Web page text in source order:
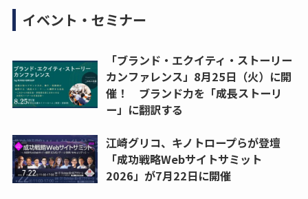
イベント・セミナー
「ブランド・エクイティ・ストーリー
カンファレンス」8月25日（火）に開
催！ ブランド力を「成長ストーリ
ー」に翻訳する
江崎グリコ、キノトロープらが登壇
「成功戦略Webサイトサミット
2026」が7月22日に開催